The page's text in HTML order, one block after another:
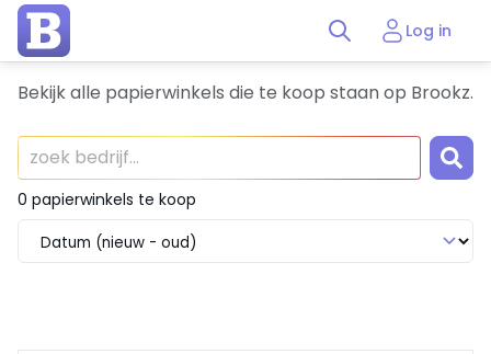
Log in
Bekijk alle papierwinkels die te koop staan op Brookz.
0 papierwinkels te koop